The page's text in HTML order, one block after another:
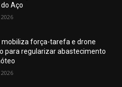
Aço
mobiliza força-tarefa e drone
para regularizar abastecimento